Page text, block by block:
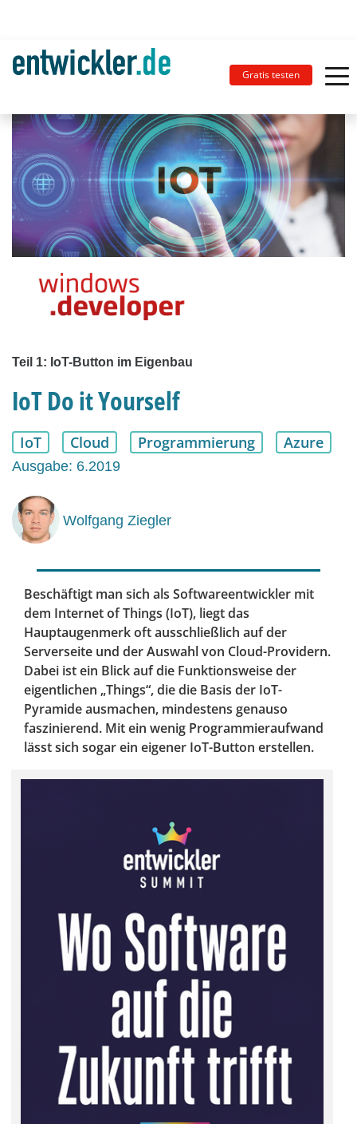
Gratis testen
Teil 1: IoT-Button im Eigenbau
IoT Do it Yourself
IoT Cloud Programmierung Azure
Ausgabe: 6.2019
Wolfgang Ziegler
Beschäftigt man sich als Softwareentwickler mit
dem Internet of Things (IoT), liegt das
Hauptaugenmerk oft ausschließlich auf der
Serverseite und der Auswahl von Cloud-Providern.
Dabei ist ein Blick auf die Funktionsweise der
eigentlichen „Things“, die die Basis der IoT-
Pyramide ausmachen, mindestens genauso
faszinierend. Mit ein wenig Programmieraufwand
lässt sich sogar ein eigener IoT-Button erstellen.